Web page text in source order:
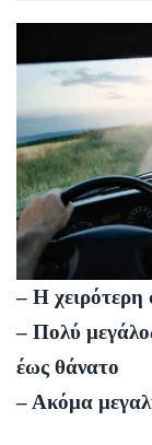
– Η χειρότερη
– Πολύ
έως θάνατο
– Ακόμα